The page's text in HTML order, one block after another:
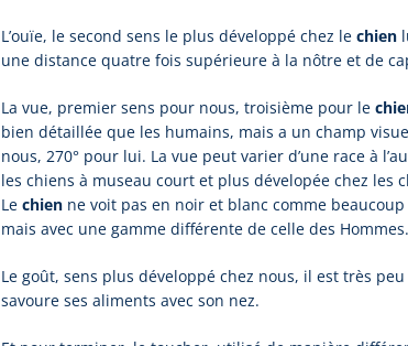
L’ouïe, le second sens le plus développé chez le chien
une distance quatre fois supérieure à la nôtre et de
La vue, premier sens pour nous, troisième pour le
bien détaillée que les humains, mais a un champ
nous, 270° pour lui. La vue peut varier d’une race à
les chiens à museau court et plus dévelopée chez les
Le chien ne voit pas en noir et blanc comme
mais avec une gamme différente de celle des Hommes.
Le goût, sens plus développé chez nous, il est très
savoure ses aliments avec son nez.